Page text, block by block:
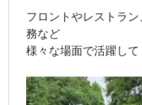
フロントやレストラ
務など
様々な場面で活躍して